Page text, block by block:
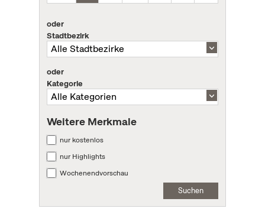
oder
Stadtbezirk
oder
Kategorie
Weitere Merkmale
nur kostenlos
nur Highlights
Wochenendvorschau
Suchen